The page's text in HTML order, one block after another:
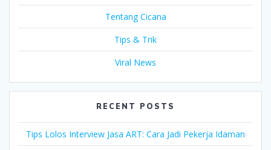
Tentang Cicana
Tips & Trik
Viral News
RECENT POSTS
Tips Lolos Interview Jasa ART: Cara Jadi Pekerja Idaman